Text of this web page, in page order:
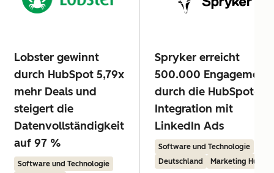
Lobster gewinnt
durch HubSpot 5,79x
mehr Deals und
steigert die
Datenvollständigkeit
auf 97 %
Software und Technologie
Spryker erreicht
500.000 Engagements
durch die HubSpot-
Integration mit
LinkedIn Ads
Software und Technologie
Deutschland
Marketing Hub